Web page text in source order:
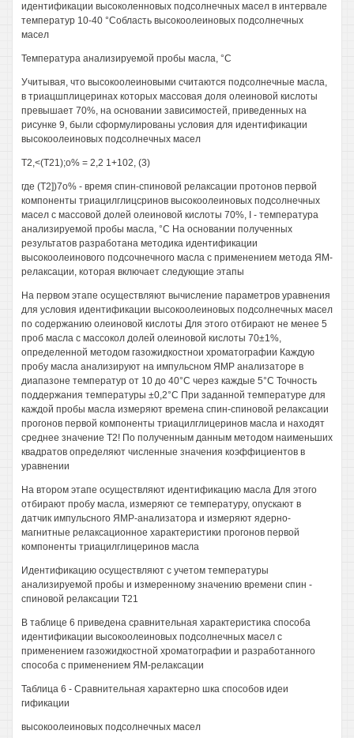
идентификации высоколенновых подсолнечных масел в интервале
температур 10-40 °Собласть высокоолеиновых подсолнечных
масел
Температура анализируемой пробы масла, °С
Учитывая, что высокоолеиновыми считаются подсолнечные масла,
в триацшплицеринах которых массовая доля олеиновой кислоты
превышает 70%, на основании зависимостей, приведенных на
рисунке 9, были сформулированы условия для идентификации
высокоолеиновых подсолнечных масел
Т2,<(Т21);о% = 2,2 1+102, (3)
где (Т2])7о% - время спин-спиновой релаксации протонов первой
компоненты триацилглицсринов высокоолеиновых подсолнечных
масел с массовой долей олеиновой кислоты 70%, I - температура
анализируемой пробы масла, °С На основании полученных
результатов разработана методика идентификации
высокоолеинового подсочнечного масла с применением метода ЯМ-
релаксации, которая включает следующие этапы
На первом этапе осуществляют вычисление параметров уравнения
для условия идентификации высокоолеиновых подсолнечных масел
по содержанию олеиновой кислоты Для этого отбирают не менее 5
проб масла с массокол долей олеиновой кислоты 70±1%,
определенной методом газожидкостнои хроматографии Каждую
пробу масла анализируют на импульсном ЯМР анализаторе в
диапазоне температур от 10 до 40°С через каждые 5°С Точность
поддержания температуры ±0,2°С При заданной температуре для
каждой пробы масла измеряют времена спин-спиновой релаксации
прогонов первой компоненты триацилглицеринов масла и находят
среднее значение Т2! По полученным данным методом наименьших
квадратов определяют численные значения коэффициентов в
уравнении
На втором этапе осуществляют идентификацию масла Для этого
отбирают пробу масла, измеряют се температуру, опускают в
датчик импульсного ЯМР-анализатора и измеряют ядерно-
магнитные релаксационное характеристики прогонов первой
компоненты триацилглицеринов масла
Идентификацию осуществляют с учетом температуры
анализируемой пробы и измеренному значению времени спин -
спиновой релаксации Т21
В таблице 6 приведена сравнительная характеристика способа
идентификации высокоолеиновых подсолнечных масел с
применением газожидкостной хроматографии и разработанного
способа с применением ЯМ-релаксации
Таблица 6 - Сравнительная характерно шка способов идеи
гификации
высокоолеиновых подсолнечных масел